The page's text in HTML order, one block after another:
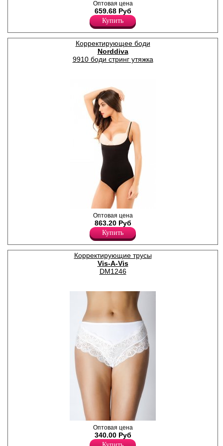
Полиамид 80%
Эластан 20%
Оптовая цена
659.68 Руб
Купить
Корректирующее боди
Norddiva
9910 боди стринг утяжка
Боди-стринги с утягивающим
эффектом, регулируемые
бретели.
Лайкра 20%
Полиамид 80%
Оптовая цена
863.20 Руб
Купить
Корректирующие трусы
Vis-A-Vis
DM1246
Трусики макси из
полиамидного полотна с
эластаном, на передней и
Оптовая цена
340.00 Руб